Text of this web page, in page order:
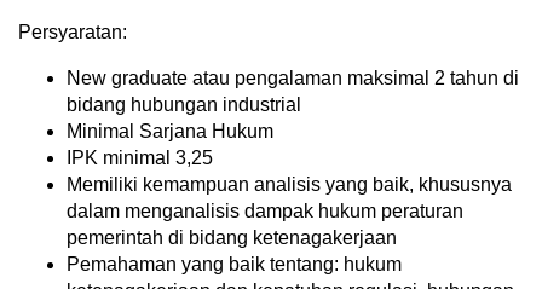
Persyaratan:
New graduate atau pengalaman maksimal 2 tahun di
bidang hubungan industrial
Minimal Sarjana Hukum
IPK minimal 3,25
Memiliki kemampuan analisis yang baik, khususnya
dalam menganalisis dampak hukum peraturan
pemerintah di bidang ketenagakerjaan
Pemahaman yang baik tentang: hukum